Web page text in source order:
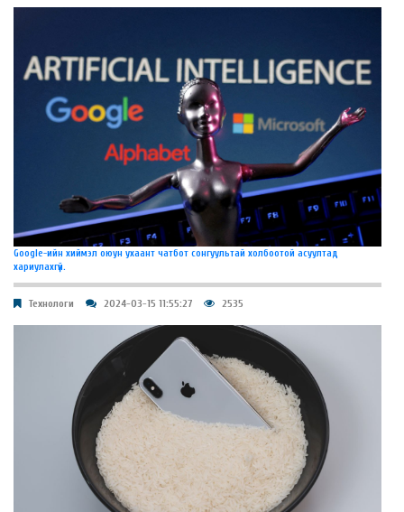
Google-ийн хиймэл оюун ухаант чатбот сонгуультай холбоотой асуултад
хариулахгүй.
Технологи 2024-03-15 11:55:27 2535